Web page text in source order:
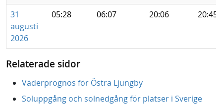
31
augusti
2026
05:28 06:07 20:06 20:45
Relaterade sidor
Väderprognos för Östra Ljungby
Soluppgång och solnedgång för platser i Sverige